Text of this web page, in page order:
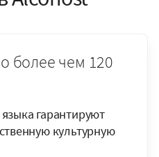
более чем 120
гарантируют
культурную